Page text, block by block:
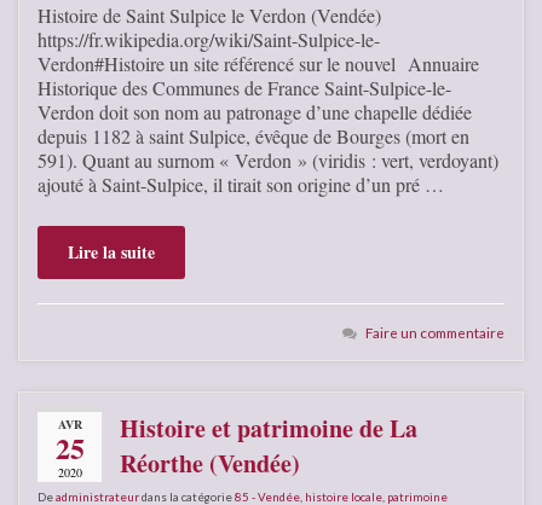
Histoire de Saint Sulpice le Verdon (Vendée)
https://fr.wikipedia.org/wiki/Saint-Sulpice-le-
Verdon#Histoire un site référencé sur le nouvel Annuaire
Historique des Communes de France Saint-Sulpice-le-
Verdon doit son nom au patronage d’une chapelle dédiée
depuis 1182 à saint Sulpice, évêque de Bourges (mort en
591). Quant au surnom « Verdon » (viridis : vert, verdoyant)
ajouté à Saint-Sulpice, il tirait son origine d’un pré …
Lire la suite
Faire un commentaire
AVR
25
2020
Histoire et patrimoine de La
Réorthe (Vendée)
Deadministrateurdans la catégorie85 - Vendée histoire locale patrimoine